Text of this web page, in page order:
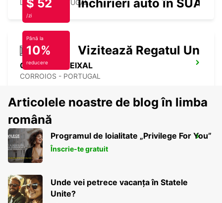
LISBOA - PORTUGAL
CORROIOS SEIXAL
CORROIOS - PORTUGAL
LISBON PRIOR VELHO SUPERSITE
PRIOR VELHO - PORTUGAL
$ 52
/zi
Închirieri auto în SUA
Până la
10%
reducere
Vizitează Regatul Unit
Articolele noastre de blog în limba
română
Programul de loialitate „Privilege For You”
Înscrie-te gratuit
Unde vei petrece vacanța în Statele
Unite?